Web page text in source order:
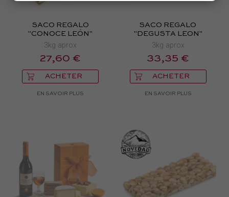
SACO REGALO
"CONOCE LEÓN"
3kg aprox
27,60 €
ACHETER
EN SAVOIR PLUS
SACO REGALO
"DEGUSTA LEON"
3kg aprox
33,35 €
ACHETER
EN SAVOIR PLUS